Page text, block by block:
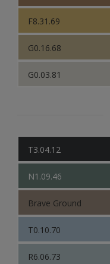
F8.31.69
G0.16.68
G0.03.81
T3.04.12
N1.09.46
Brave Ground
T0.10.70
R6.06.73